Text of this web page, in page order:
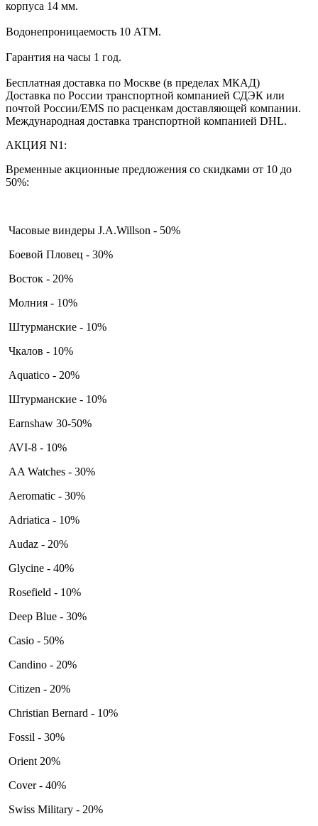
корпуса 14 мм.
Водонепроницаемость 10 АТМ.
Гарантия на часы 1 год.
Бесплатная доставка по Москве (в пределах МКАД)
Доставка по России транспортной компанией СДЭК или
почтой России/EMS по расценкам доставляющей компании.
Международная доставка транспортной компанией DHL.
АКЦИЯ N1:
Временные акционные предложения со скидками от 10 до
50%:
Часовые виндеры J.A.Willson - 50%
Боевой Пловец - 30%
Восток - 20%
Молния - 10%
Штурманские - 10%
Чкалов - 10%
Aquatico - 20%
Штурманские - 10%
Earnshaw 30-50%
AVI-8 - 10%
AA Watches - 30%
Aeromatic - 30%
Adriatica - 10%
Audaz - 20%
Glycine - 40%
Rosefield - 10%
Deep Blue - 30%
Casio - 50%
Candino - 20%
Citizen - 20%
Christian Bernard - 10%
Fossil - 30%
Orient 20%
Cover - 40%
Swiss Military - 20%